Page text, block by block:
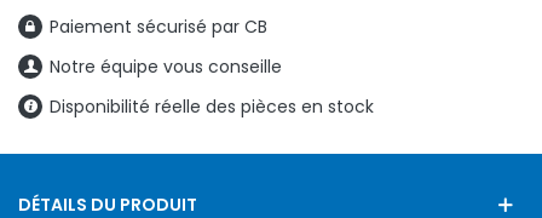
Paiement sécurisé par CB
Notre équipe vous conseille
Disponibilité réelle des pièces en stock
DÉTAILS DU PRODUIT